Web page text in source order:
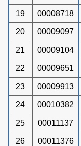
19 00008718
20 00009097
21 00009104
22 00009651
23 00009913
24 00010382
25 00011137
26 00011376